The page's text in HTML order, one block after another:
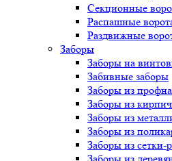
Секционные
Распашные
Раздвижные
Заборы
Заборы на
Забивные заборы
Заборы из
Заборы из
Заборы из
Заборы из
Заборы из сетки-